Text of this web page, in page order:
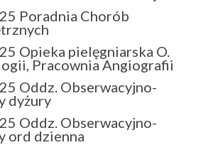
Poradnia Chorób
Opieka pielęgniarska O.
Pracownia Angiografii
Oddz. Obserwacyjno-
dyżury
Oddz. Obserwacyjno-
ord dzienna